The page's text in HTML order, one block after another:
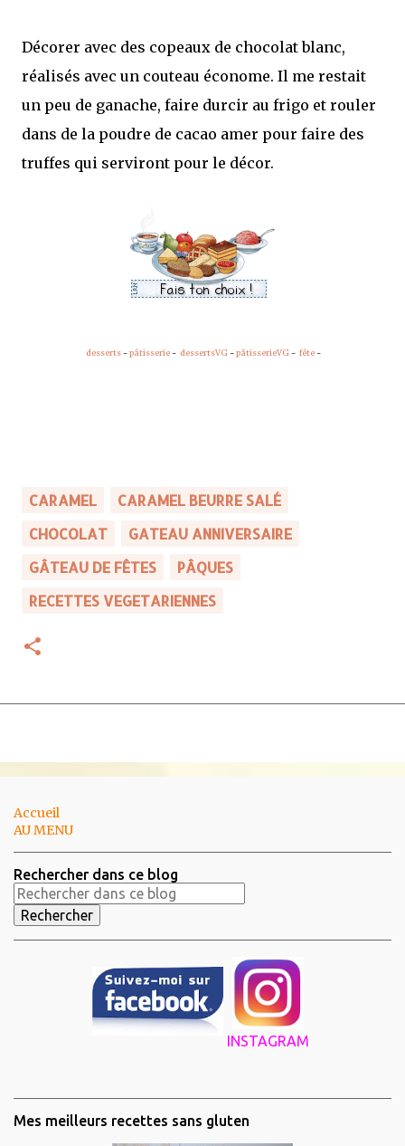
Décorer avec des copeaux de chocolat blanc,
réalisés avec un couteau économe. Il me restait
un peu de ganache, faire durcir au frigo et rouler
dans de la poudre de cacao amer pour faire des
truffes qui serviront pour le décor.
desserts-pâtisserie- dessertsVG-pâtisserieVG- fête-
CARAMEL
CARAMEL BEURRE SALÉ
CHOCOLAT
GATEAU ANNIVERSAIRE
GÂTEAU DE FÊTES
PÂQUES
RECETTES VEGETARIENNES
Accueil
AU MENU
Rechercher dans ce blog
INSTAGRAM
Mes meilleurs recettes sans gluten